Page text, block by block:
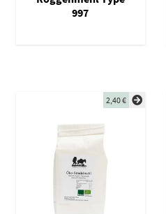
997
2,40€